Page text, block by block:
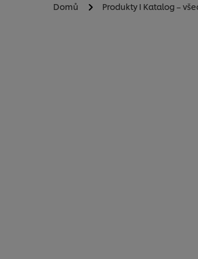
Domů Produkty I Katalog –